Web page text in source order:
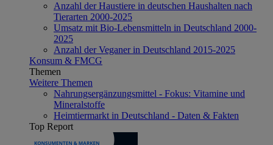
Anzahl der Haustiere in deutschen Haushalten nach
Tierarten 2000-2025
Umsatz mit Bio-Lebensmitteln in Deutschland 2000-
2025
Anzahl der Veganer in Deutschland 2015-2025
Konsum & FMCG
Themen
Weitere Themen
Nahrungsergänzungsmittel - Fokus: Vitamine und
Mineralstoffe
Heimtiermarkt in Deutschland - Daten & Fakten
Top Report